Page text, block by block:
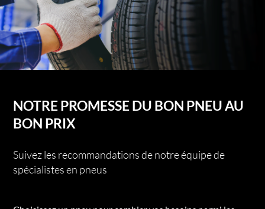
NOTRE PROMESSE DU BON PNEU AU
BON PRIX
Suivez les recommandations de notre équipe de
spécialistes en pneus